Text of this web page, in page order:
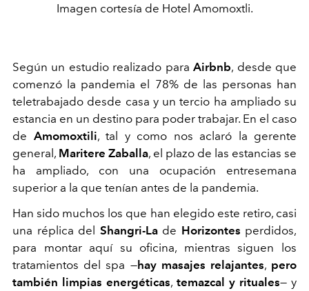
Imagen cortesía de Hotel Amomoxtli.
Según un estudio realizado paraAirbnb, desde que
comenzó la pandemia el 78% de las personas han
teletrabajado desde casa y un tercio ha ampliado su
estancia en un destino para poder trabajar. En el caso
de Amomoxtili, tal y como nos aclaró la gerente
general, Maritere Zaballa, el plazo de las estancias se
ha ampliado, con una ocupación entresemana
superior a la que tenían antes de la pandemia.
Han sido muchos los que han elegido este retiro, casi
una réplica del Shangri-Lade Horizontes perdidos,
para montar aquí su oficina, mientras siguen los
tratamientos del spa —hay masajes relajantes, pero
también limpias energéticas, temazcal y rituales— y